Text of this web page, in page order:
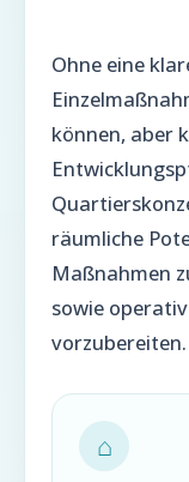
Ohne eine
können, aber
räumliche
Maßnahmen
sowie
vorzubereiten.
⌂